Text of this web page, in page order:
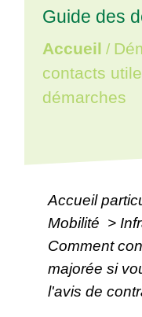
Guide des
Accueil /
contacts
démarches
Accueil
Mobilité >
Comment
majorée si
l'avis de